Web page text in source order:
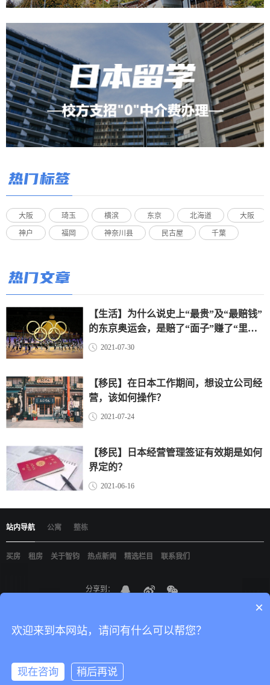
热门标签
大阪 琦玉 横滨 东京 北海道 大阪
神户 福岡 神奈川县 民古屋 千葉
热门文章
【生活】为什么说史上“最贵”及“最赔钱”
的东京奥运会，是赔了“面子”赚了“里
子”？（上）
2021-07-30
【移民】在日本工作期间，想设立公司经
营，该如何操作？
2021-07-24
【移民】日本经营管理签证有效期是如何
界定的？
2021-06-16
站内导航 公寓 整栋
买房 租房 关于智钧 热点新闻 精选栏目 联系我们
分享到：
中国
×
欢迎来到本网站，请问有什么可以帮您？
现在咨询 稍后再说